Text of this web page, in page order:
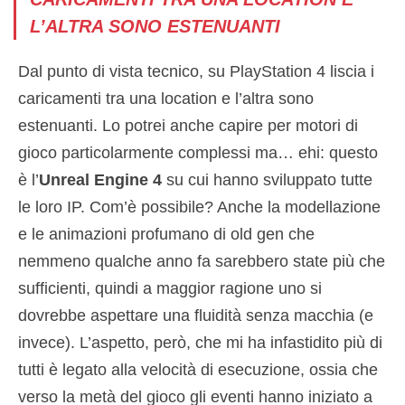
L’ALTRA SONO ESTENUANTI
Dal punto di vista tecnico, su PlayStation 4 liscia i
caricamenti tra una location e l’altra sono
estenuanti. Lo potrei anche capire per motori di
gioco particolarmente complessi ma… ehi: questo
è l’Unreal Engine 4 su cui hanno sviluppato tutte
le loro IP. Com’è possibile? Anche la modellazione
e le animazioni profumano di old gen che
nemmeno qualche anno fa sarebbero state più che
sufficienti, quindi a maggior ragione uno si
dovrebbe aspettare una fluidità senza macchia (e
invece). L’aspetto, però, che mi ha infastidito più di
tutti è legato alla velocità di esecuzione, ossia che
verso la metà del gioco gli eventi hanno iniziato a